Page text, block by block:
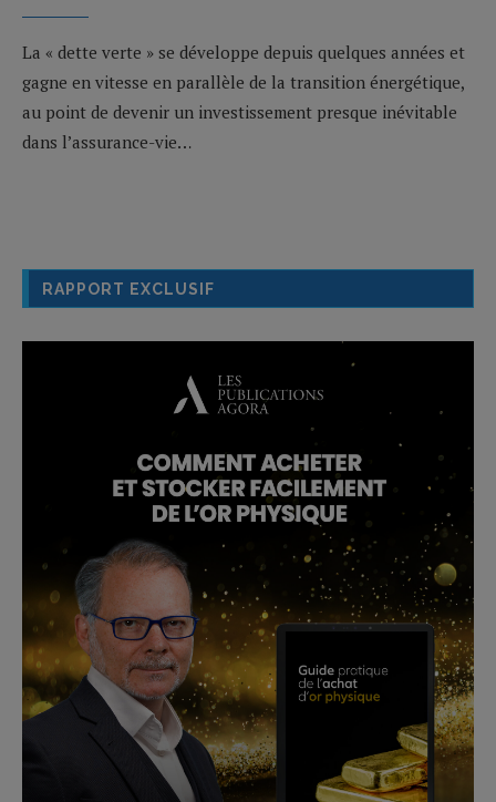
La « dette verte » se développe depuis quelques années et
gagne en vitesse en parallèle de la transition énergétique,
au point de devenir un investissement presque inévitable
dans l’assurance-vie…
RAPPORT EXCLUSIF